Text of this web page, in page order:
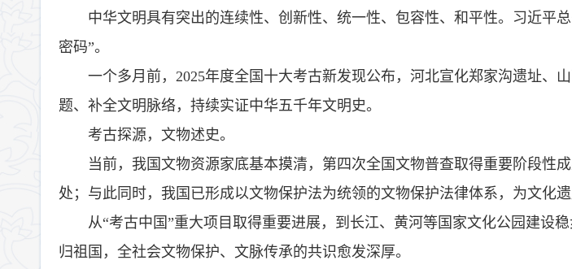
中华文明具有突出的连续性、创新性、统一性、包容性、和平性。习近平
密码”。
一个多月前，2025年度全国十大考古新发现公布，河北宣化郑家沟遗址、
题、补全文明脉络，持续实证中华五千年文明史。
考古探源，文物述史。
当前，我国文物资源家底基本摸清，第四次全国文物普查取得重要阶段性
处；与此同时，我国已形成以文物保护法为统领的文物保护法律体系，为文化
从“考古中国”重大项目取得重要进展，到长江、黄河等国家文化公园建设
归祖国，全社会文物保护、文脉传承的共识愈发深厚。